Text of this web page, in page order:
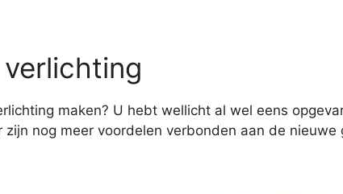
maken? U hebt wellicht al wel eens
nog meer voordelen verbonden aan de